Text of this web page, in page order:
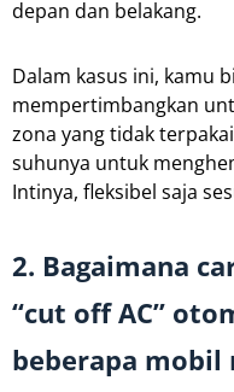
depan dan belakang.
Dalam kasus ini, kamu
mempertimbangkan
zona yang tidak
suhunya untuk
Intinya, fleksibel saja
2. Bagaimana
“cut off AC”
beberapa mobil